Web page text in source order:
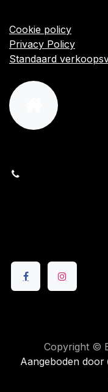
Cookie policy
Privacy Policy
Standaard
Copyright ©
Aangeboden door